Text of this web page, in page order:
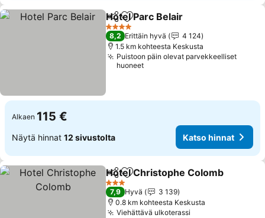
Jaa Lisää suosikkeihin
Hotel Parc Belair
4 Tähtiluokitus
8,2 Erittäin hyvä
4 124
1.5 km kohteesta Keskusta
Puistoon päin olevat parvekkeelliset
huoneet
Alkaen 115 €
Näytä hinnat 12 sivustolta Katso hinnat
Jaa Lisää suosikkeihin
Hotel Christophe Colomb
3 Tähtiluokitus
7,9 Hyvä
3 139
0.8 km kohteesta Keskusta
Viehättävä ulkoterassi